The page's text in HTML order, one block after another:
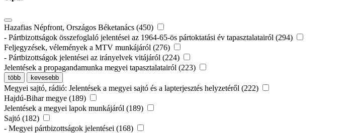
Hazafias Népfront, Országos Béketanács (450)
- Pártbizottságok összefoglaló jelentései az 1964-65-ös pártoktatási év tapasztalatairól (294)
Feljegyzések, vélemények a MTV munkájáról (276)
- Pártbizottságok jelentései az irányelvek vitájáról (224)
Jelentések a propagandamunka megyei tapasztalatairól (223)
több kevesebb
Megyei sajtó, rádió: Jelentések a megyei sajtó és a lapterjesztés helyzetéről (222)
Hajdú-Bihar megye (189)
Jelentések a megyei lapok munkájáról (189)
Sajtó (182)
- Megyei pártbizottságok jelentései (168)